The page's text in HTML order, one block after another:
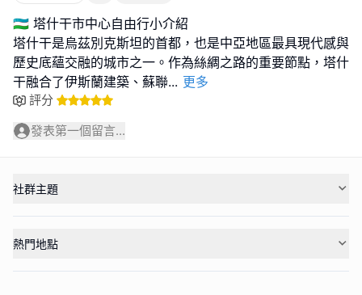
🇺🇿 塔什干市中心自由行小介紹
塔什干是烏茲別克斯坦的首都，也是中亞地區最具現代感與
歷史底蘊交融的城市之一。作為絲綢之路的重要節點，塔什
干融合了伊斯蘭建築、蘇聯... 更多
評分
發表第一個留言...
社群主題
熱門地點